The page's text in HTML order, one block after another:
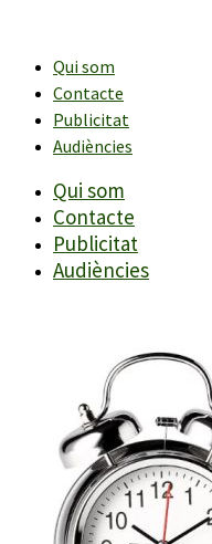
contingutQui som
Contacte
Publicitat
Audiències
Qui som
Contacte
Publicitat
Audiències